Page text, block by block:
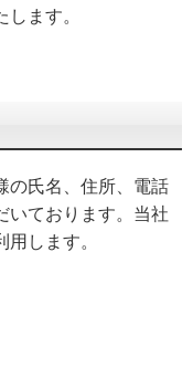
ます。
の氏名、住所、電話
いております。当社
します。